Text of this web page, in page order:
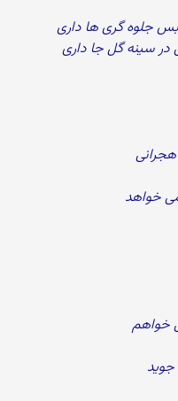
جلوه گری ها داری
سینه گل جا داری
خواهد
خواهم